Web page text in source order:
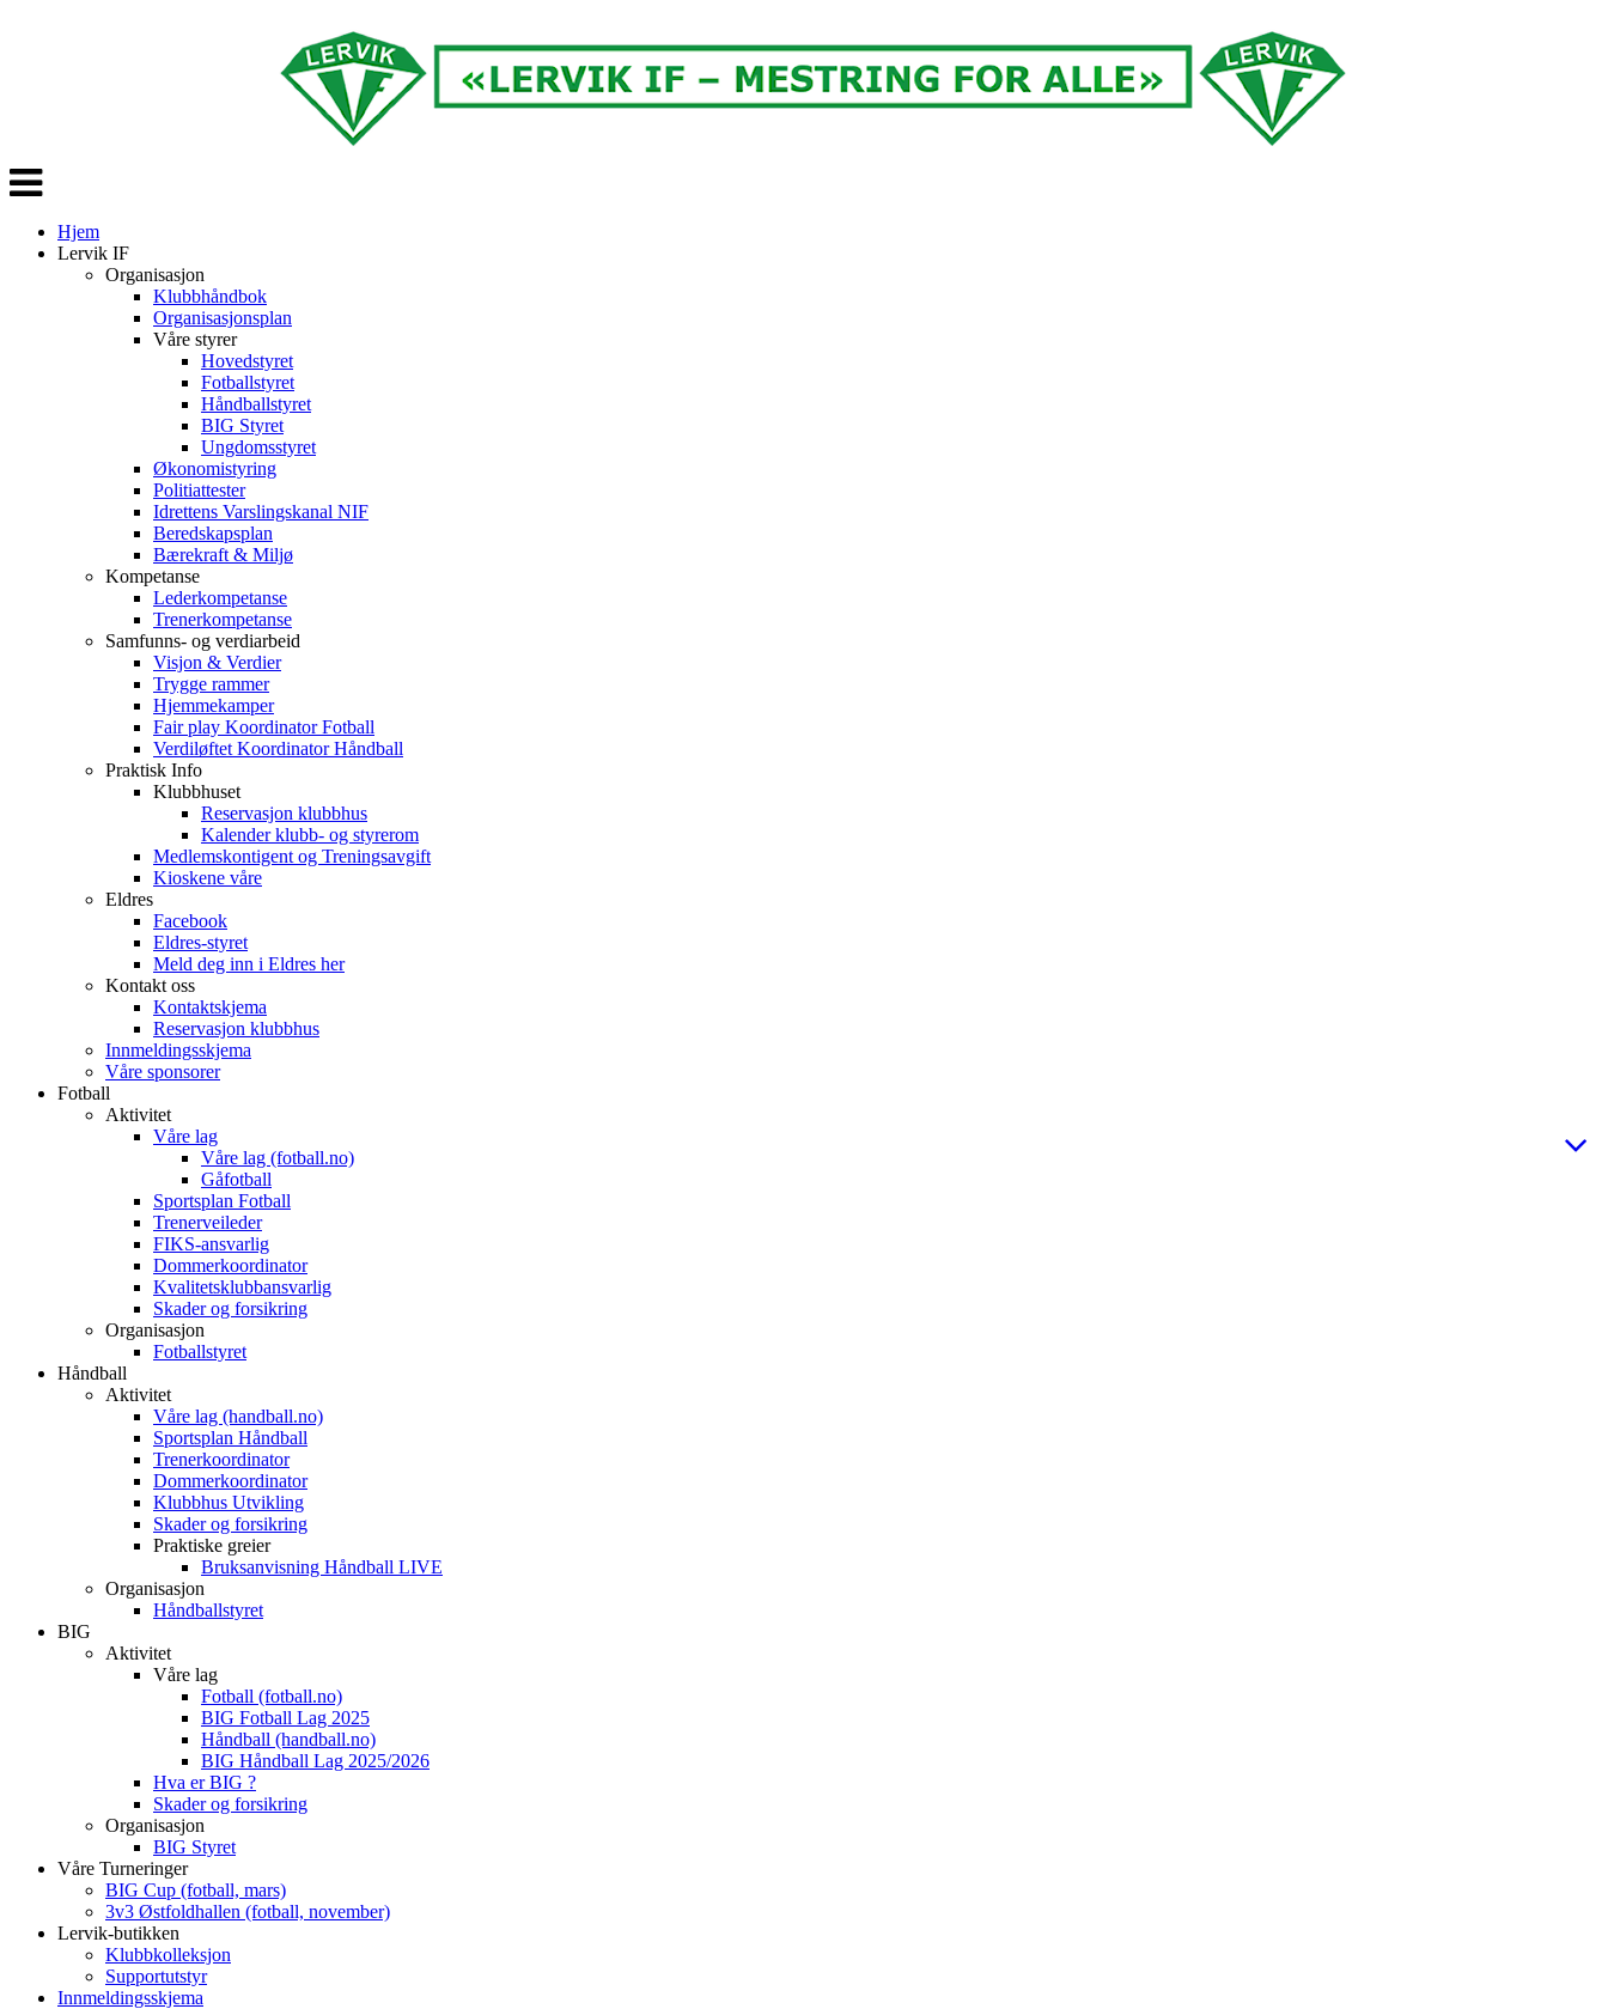
Veksle
navigasjon
Hjem
Lervik IF
Organisasjon
Klubbhåndbok
Organisasjonsplan
Våre styrer
Hovedstyret
Fotballstyret
Håndballstyret
BIG Styret
Ungdomsstyret
Økonomistyring
Politiattester
Idrettens Varslingskanal NIF
Beredskapsplan
Bærekraft & Miljø
Kompetanse
Lederkompetanse
Trenerkompetanse
Samfunns- og verdiarbeid
Visjon & Verdier
Trygge rammer
Hjemmekamper
Fair play Koordinator Fotball
Verdiløftet Koordinator Håndball
Praktisk Info
Klubbhuset
Reservasjon klubbhus
Kalender klubb- og styrerom
Medlemskontigent og Treningsavgift
Kioskene våre
Eldres
Facebook
Eldres-styret
Meld deg inn i Eldres her
Kontakt oss
Kontaktskjema
Reservasjon klubbhus
Innmeldingsskjema
Våre sponsorer
Fotball
Aktivitet
Våre lag
Våre lag (fotball.no)
Gåfotball
Sportsplan Fotball
Trenerveileder
FIKS-ansvarlig
Dommerkoordinator
Kvalitetsklubbansvarlig
Skader og forsikring
Organisasjon
Fotballstyret
Håndball
Aktivitet
Våre lag (handball.no)
Sportsplan Håndball
Trenerkoordinator
Dommerkoordinator
Klubbhus Utvikling
Skader og forsikring
Praktiske greier
Bruksanvisning Håndball LIVE
Organisasjon
Håndballstyret
BIG
Aktivitet
Våre lag
Fotball (fotball.no)
BIG Fotball Lag 2025
Håndball (handball.no)
BIG Håndball Lag 2025/2026
Hva er BIG ?
Skader og forsikring
Organisasjon
BIG Styret
Våre Turneringer
BIG Cup (fotball, mars)
3v3 Østfoldhallen (fotball, november)
Lervik-butikken
Klubbkolleksjon
Supportutstyr
Innmeldingsskjema